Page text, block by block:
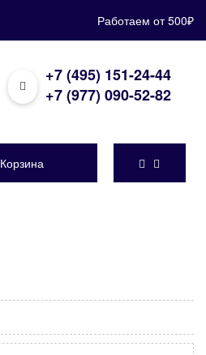
Работаем от 500₽
+7 (495) 151-24-44
+7 (977) 090-52-82
Корзина